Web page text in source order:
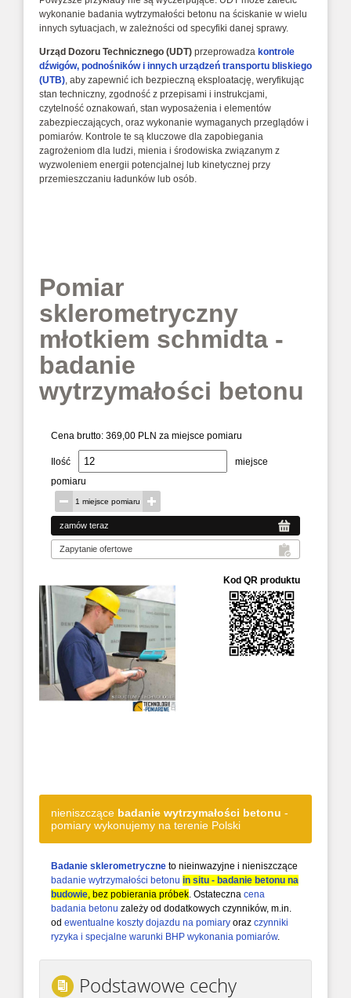
wykonanie badania wytrzymałości betonu na ściskanie w wielu
innych sytuacjach, w zależności od specyfiki danej sprawy.
Urząd Dozoru Technicznego (UDT) przeprowadza kontrole
dźwigów, podnośników i innych urządzeń transportu bliskiego
(UTB), aby zapewnić ich bezpieczną eksploatację, weryfikując
stan techniczny, zgodność z przepisami i instrukcjami,
czytelność oznakowań, stan wyposażenia i elementów
zabezpieczających, oraz wykonanie wymaganych przeglądów i
pomiarów. Kontrole te są kluczowe dla zapobiegania
zagrożeniom dla ludzi, mienia i środowiska związanym z
wyzwoleniem energii potencjalnej lub kinetycznej przy
przemieszczaniu ładunków lub osób.
Pomiar
sklerometryczny
młotkiem schmidta -
badanie
wytrzymałości betonu
Cena brutto: 369,00 PLN za miejsce pomiaru
Ilość
miejsce
pomiaru
1 miejsce pomiaru
nieniszczące badanie wytrzymałości betonu -
pomiary wykonujemy na terenie Polski
Badanie sklerometryczne to nieinwazyjne i nieniszczące
badanie wytrzymałości betonu in situ - badanie betonu na
budowie, bez pobierania próbek. Ostateczna cena
badania betonu zależy od dodatkowych czynników, m.in.
od ewentualne koszty dojazdu na pomiary oraz czynniki
ryzyka i specjalne warunki BHP wykonania pomiarów.
Podstawowe cechy
Kod QR produktu